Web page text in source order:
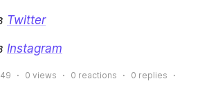
Twitter
Instagram
0 views 0 reactions 0 replies